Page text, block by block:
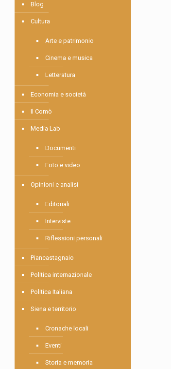
Blog
Cultura
Arte e patrimonio
Cinema e musica
Letteratura
Economia e società
Il Comò
Media Lab
Documenti
Foto e video
Opinioni e analisi
Editoriali
Interviste
Riflessioni personali
Piancastagnaio
Politica internazionale
Politica Italiana
Siena e territorio
Cronache locali
Eventi
Storia e memoria